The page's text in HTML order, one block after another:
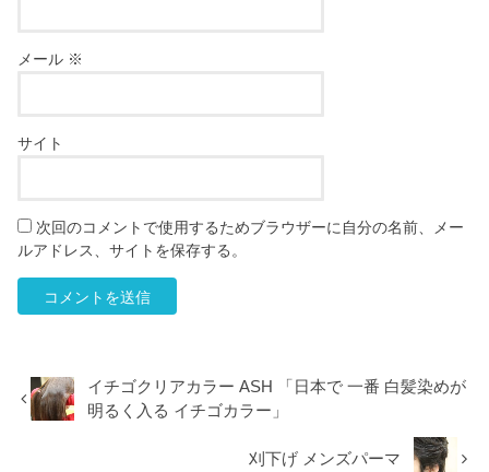
メール ※
サイト
次回のコメントで使用するためブラウザーに自分の名前、メー
ルアドレス、サイトを保存する。
イチゴクリアカラー ASH 「日本で 一番 白髪染めが
明るく入る イチゴカラー」
刈下げ メンズパーマ